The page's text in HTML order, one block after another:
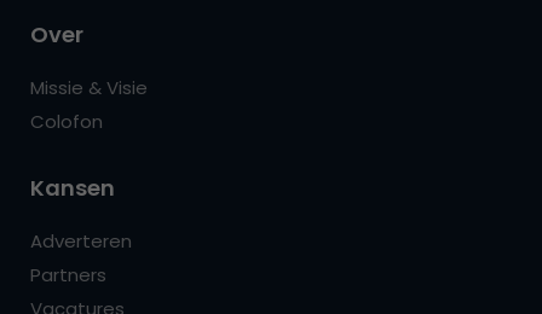
Over
Missie & Visie
Colofon
Kansen
Adverteren
Partners
Vacatures